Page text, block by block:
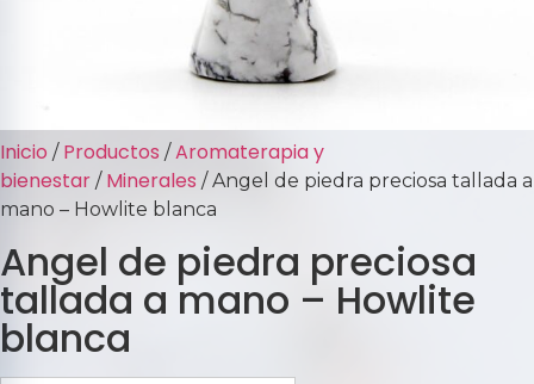
Inicio / Productos /Aromaterapia y
bienestar / Minerales / Angel de piedra preciosa tallada a
mano – Howlite blanca
Angel de piedra preciosa
tallada a mano – Howlite
blanca